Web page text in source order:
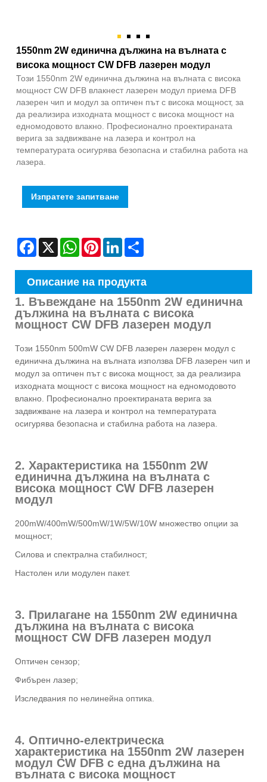
1550nm 2W единична дължина на вълната с
висока мощност CW DFB лазерен модул
Този 1550nm 2W единична дължина на вълната с висока
мощност CW DFB влакнест лазерен модул приема DFB
лазерен чип и модул за оптичен път с висока мощност, за
да реализира изходната мощност с висока мощност на
едномодовото влакно. Професионално проектираната
верига за задвижване на лазера и контрол на
температурата осигурява безопасна и стабилна работа на
лазера.
Изпратете запитване
Facebook
X WhatsAppPinterestLinkedIn
Описание на продукта
1. Въвеждане на 1550nm 2W единична
дължина на вълната с висока
мощност CW DFB лазерен модул
Този 1550nm 500mW CW DFB лазерен лазерен модул с
единична дължина на вълната използва DFB лазерен чип и
модул за оптичен път с висока мощност, за да реализира
изходната мощност с висока мощност на едномодовото
влакно. Професионално проектираната верига за
задвижване на лазера и контрол на температурата
осигурява безопасна и стабилна работа на лазера.
2. Характеристика на 1550nm 2W
единична дължина на вълната с
висока мощност CW DFB лазерен
модул
200mW/400mW/500mW/1W/5W/10W множество опции за
мощност;
Силова и спектрална стабилност;
Настолен или модулен пакет.
3. Прилагане на 1550nm 2W единична
дължина на вълната с висока
мощност CW DFB лазерен модул
Оптичен сензор;
Фибърен лазер;
Изследвания по нелинейна оптика.
4. Оптично-електрическа
характеристика на 1550nm 2W лазерен
модул CW DFB с една дължина на
вълната с висока мощност